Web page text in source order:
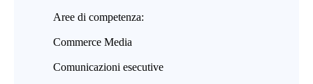
Aree di competenza:
Commerce Media
Comunicazioni esecutive